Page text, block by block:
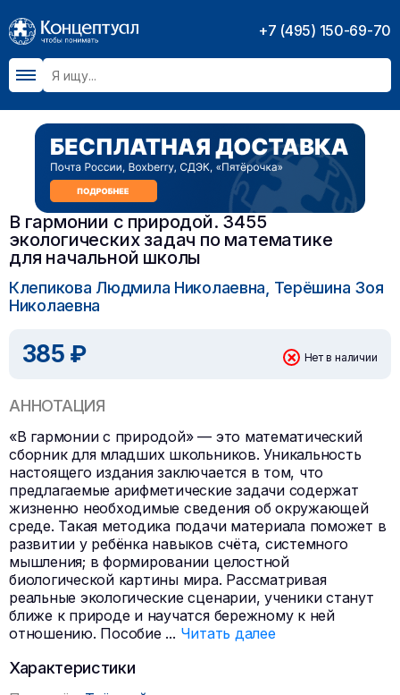
+7 (495) 150-69-70
В гармонии с природой. 3455
экологических задач по математике
для начальной школы
Клепикова Людмила Николаевна, Терёшина Зоя
Николаевна
385 ₽ Нет в наличии
АННОТАЦИЯ
«В гармонии с природой» — это математический
сборник для младших школьников. Уникальность
настоящего издания заключается в том, что
предлагаемые арифметические задачи содержат
жизненно необходимые сведения об окружающей
среде. Такая методика подачи материала поможет в
развитии у ребёнка навыков счёта, системного
мышления; в формировании целостной
биологической картины мира. Рассматривая
реальные экологические сценарии, ученики станут
ближе к природе и научатся бережному к ней
отношению. Пособие ... Читать далее
Характеристики